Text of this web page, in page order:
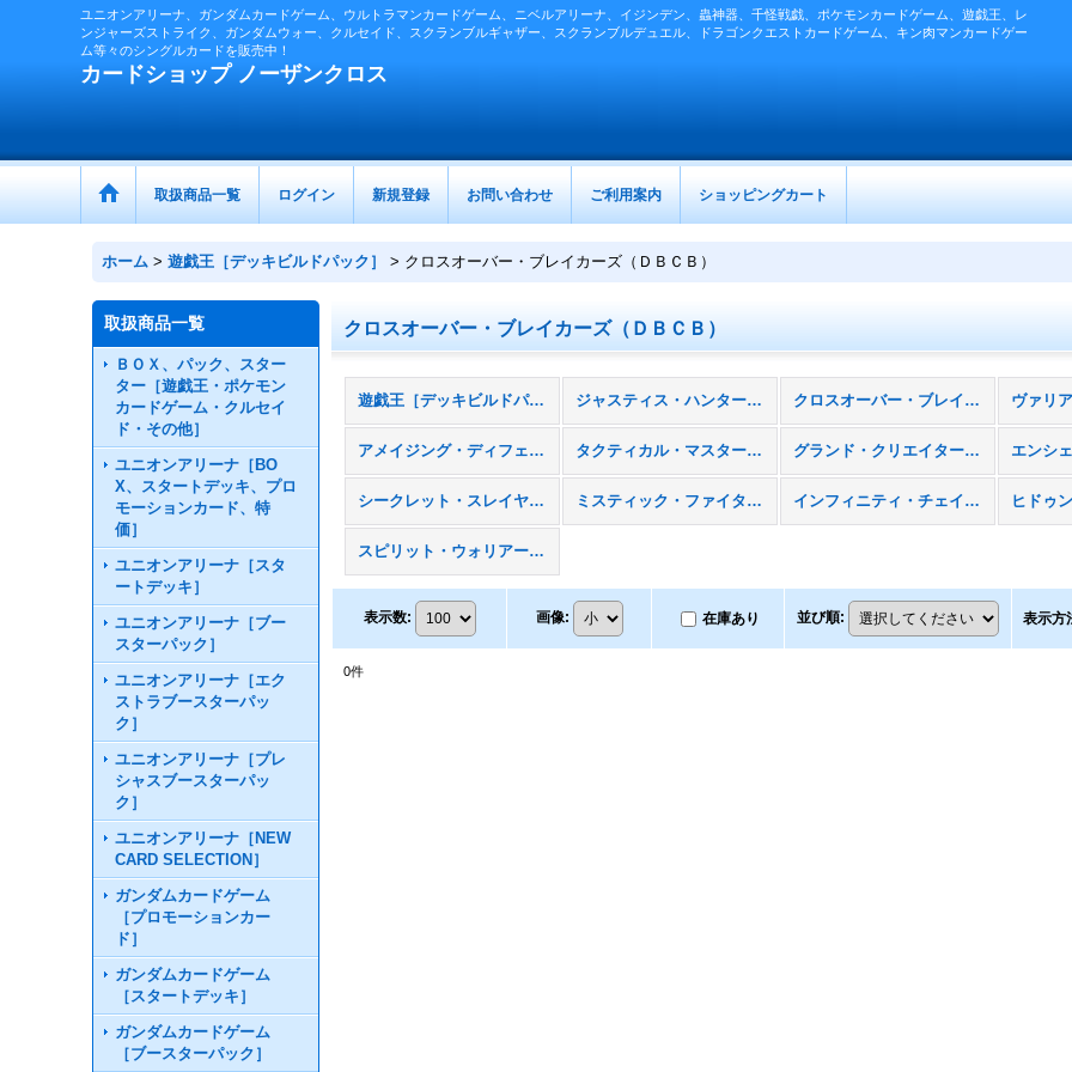
ユニオンアリーナ、ガンダムカードゲーム、ウルトラマンカードゲーム、ニベルアリーナ、イジンデン、蟲神器、千怪戦戯、ポケモンカードゲーム、遊戯王、レ
ンジャーズストライク、ガンダムウォー、クルセイド、スクランブルギャザー、スクランブルデュエル、ドラゴンクエストカードゲーム、キン肉マンカードゲー
ム等々のシングルカードを販売中！
カードショップ ノーザンクロス
取扱商品一覧 ログイン 新規登録 お問い合わせ ご利用案内 ショッピングカート
ホーム > 遊戯王［デッキビルドパック］ > クロスオーバー・ブレイカーズ（ＤＢＣＢ）
取扱商品一覧
ＢＯＸ、パック、スター
ター［遊戯王・ポケモン
カードゲーム・クルセイ
ド・その他］
ユニオンアリーナ［BO
X、スタートデッキ、プロ
モーションカード、特
価］
ユニオンアリーナ［スタ
ートデッキ］
ユニオンアリーナ［ブー
スターパック］
ユニオンアリーナ［エク
ストラブースターパッ
ク］
ユニオンアリーナ［プレ
シャスブースターパッ
ク］
ユニオンアリーナ［NEW
CARD SELECTION］
ガンダムカードゲーム
［プロモーションカー
ド］
ガンダムカードゲーム
［スタートデッキ］
ガンダムカードゲーム
［ブースターパック］
クロスオーバー・ブレイカーズ（ＤＢＣＢ）
遊戯王［デッキビルドパック］ (全商品) ジャスティス・ハンターズ（ＤＢＪＨ） クロスオーバー・ブレイカーズ（ＤＢＣＢ）
アメイジング・ディフェンダーズ（ＤＢＡＤ） タクティカル・マスターズ（ＤＢＴＭ） グランド・クリエイターズ（ＤＢＧＣ）
シークレット・スレイヤーズ（ＤＢＳＳ） ミスティック・ファイターズ（ＤＢＭＦ） インフィニティ・チェイサーズ（ＤＢＩＣ）
スピリット・ウォリアーズ（ＤＢＳＷ）
表示数: 画像: 在庫あり 並び順: 表示方
0件